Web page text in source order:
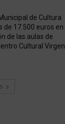
de Cultura
de 17.500 euros en
de las aulas de
Cultural Virgen